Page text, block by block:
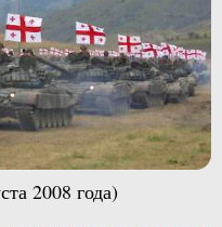
2008 года)